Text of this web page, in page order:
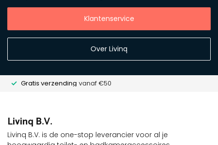
Klantenservice
Over Livinq
Gratis verzending vanaf €50
Livinq B.V.
Livinq B.V. is de one-stop leverancier voor al je